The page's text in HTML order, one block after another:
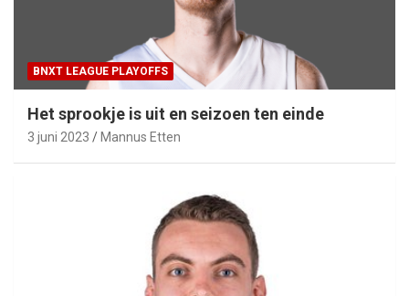
BNXT LEAGUE PLAYOFFS
Het sprookje is uit en seizoen ten einde
3 juni 2023 Mannus Etten